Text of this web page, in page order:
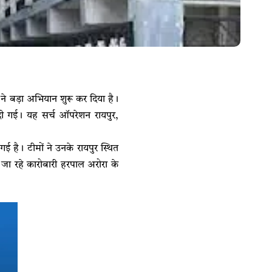
बड़ा अभियान शुरू कर दिया है।
गई। यह सर्च ऑपरेशन रायपुर,
है। टीमों ने उनके रायपुर स्थित
कारोबारी हरपाल अरोरा के